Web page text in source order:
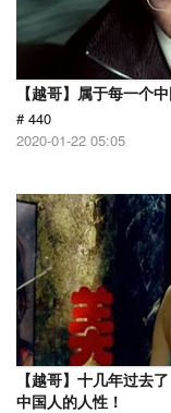
【越哥】属于每一个
# 440
2020-01-22 05:05
【越哥】十几年过去
中国人的人性！